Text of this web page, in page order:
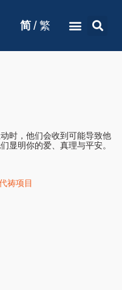
简 / 繁
时，他们会收到可能导致他
显明你的爱、真理与平安。
祷项目